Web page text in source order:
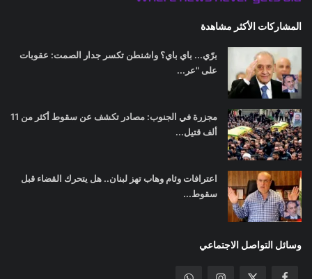
المشاركات الأكثر مشاهدة
برّي... باي باي؟ واشنطن تكسر جدار الصمت: عقوبات
على "عر...
مجزرة في الجنوب: مصادر تكشف عن سقوط أكثر من 11
ألف قتيل...
اعترافات وئام وهاب تهز لبنان.. هل يتحرك القضاء قبل
سقوط...
وسائل التواصل الاجتماعي